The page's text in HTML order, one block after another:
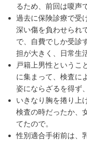
るため、前回は嗄声
過去に保険診療で受
深い傷を負わせられ
で、自費でしか受診
担が大きく、日常生
戸籍上男性というこ
に集まって、検査に
姿にならざるを得ず
いきなり胸を捲り上
検査の時だったか、
てたので。
性別適合手術前は、